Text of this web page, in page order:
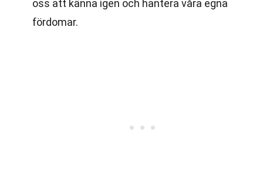
oss att känna igen och hantera våra egna
fördomar.